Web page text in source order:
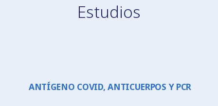
Estudios
ANTÍGENO COVID, ANTICUERPOS Y PCR